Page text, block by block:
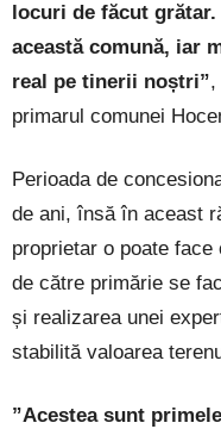
locuri de făcut
această comună, iar
real pe tinerii noștri”,
primarul comunei
Perioada de
de ani, însă în aceast
proprietar o poate face
de către primărie se
și realizarea unei
stabilită valoarea
”Acestea sunt